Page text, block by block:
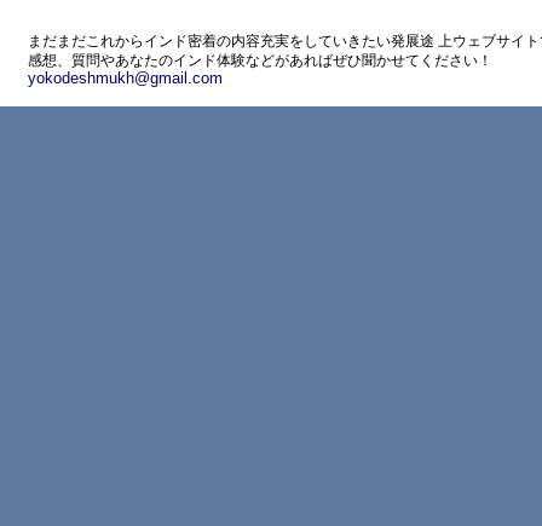
まだまだこれからインド密着の内容充実をしていきたい発展途 上ウェブサイ
感想、質問やあなたのインド体験などがあればぜひ聞かせてください！
yokodeshmukh@gmail.com